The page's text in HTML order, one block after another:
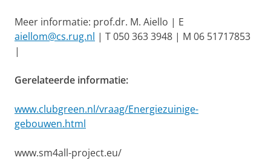
Meer informatie: prof.dr. M. Aiello | E
aiellom@cs.rug.nl | T 050 363 3948 | M 06 51717853
|
Gerelateerde informatie:
www.clubgreen.nl/vraag/Energiezuinige-
gebouwen.html
www.sm4all-project.eu/